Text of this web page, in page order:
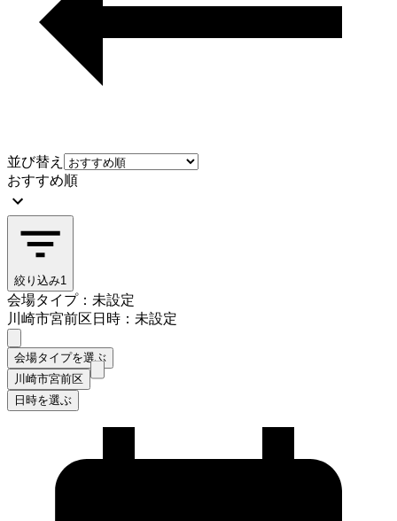
並び替え
おすすめ順
絞り込み1
会場タイプ：未設定
川崎市宮前区日時：未設定
会場タイプを選ぶ
川崎市宮前区
日時を選ぶ